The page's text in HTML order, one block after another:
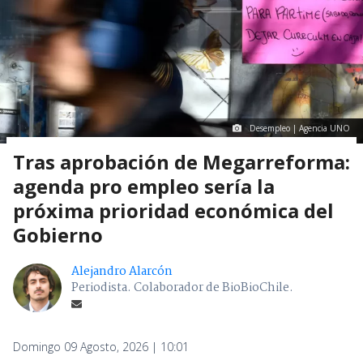
Desempleo | Agencia UNO
Tras aprobación de Megarreforma:
agenda pro empleo sería la
próxima prioridad económica del
Gobierno
Alejandro Alarcón
Periodista. Colaborador de BioBioChile.
Domingo 09 Agosto, 2026 | 10:01